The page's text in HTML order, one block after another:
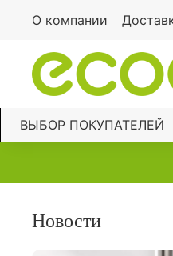
О компании
ВЫБОР ПОКУПАТЕЛЕЙ
Новости